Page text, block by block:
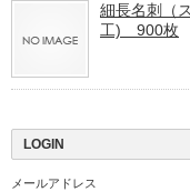
細長名刺（
工) 900枚
LOGIN
メールアドレス